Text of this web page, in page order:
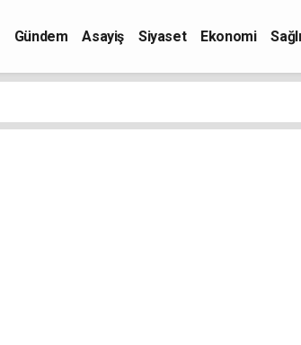
Gündem Asayiş Siyaset Ekonomi